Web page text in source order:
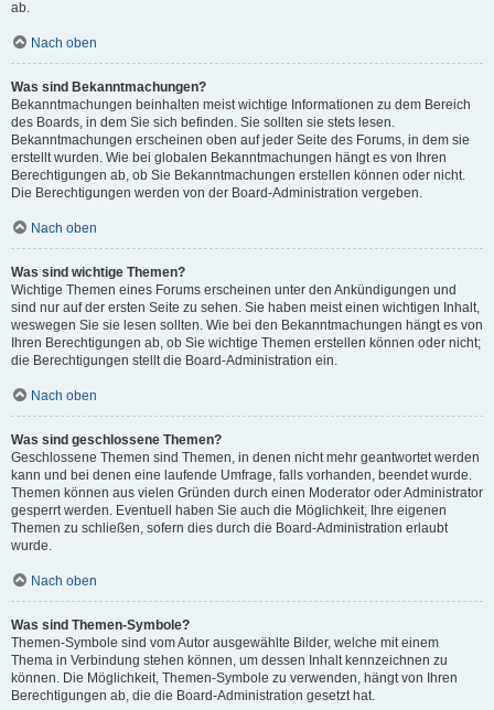
ab.
Nach oben
Was sind Bekanntmachungen?
Bekanntmachungen beinhalten meist wichtige Informationen zu dem Bereich
des Boards, in dem Sie sich befinden. Sie sollten sie stets lesen.
Bekanntmachungen erscheinen oben auf jeder Seite des Forums, in dem sie
erstellt wurden. Wie bei globalen Bekanntmachungen hängt es von Ihren
Berechtigungen ab, ob Sie Bekanntmachungen erstellen können oder nicht.
Die Berechtigungen werden von der Board-Administration vergeben.
Nach oben
Was sind wichtige Themen?
Wichtige Themen eines Forums erscheinen unter den Ankündigungen und
sind nur auf der ersten Seite zu sehen. Sie haben meist einen wichtigen Inhalt,
weswegen Sie sie lesen sollten. Wie bei den Bekanntmachungen hängt es von
Ihren Berechtigungen ab, ob Sie wichtige Themen erstellen können oder nicht;
die Berechtigungen stellt die Board-Administration ein.
Nach oben
Was sind geschlossene Themen?
Geschlossene Themen sind Themen, in denen nicht mehr geantwortet werden
kann und bei denen eine laufende Umfrage, falls vorhanden, beendet wurde.
Themen können aus vielen Gründen durch einen Moderator oder Administrator
gesperrt werden. Eventuell haben Sie auch die Möglichkeit, Ihre eigenen
Themen zu schließen, sofern dies durch die Board-Administration erlaubt
wurde.
Nach oben
Was sind Themen-Symbole?
Themen-Symbole sind vom Autor ausgewählte Bilder, welche mit einem
Thema in Verbindung stehen können, um dessen Inhalt kennzeichnen zu
können. Die Möglichkeit, Themen-Symbole zu verwenden, hängt von Ihren
Berechtigungen ab, die die Board-Administration gesetzt hat.